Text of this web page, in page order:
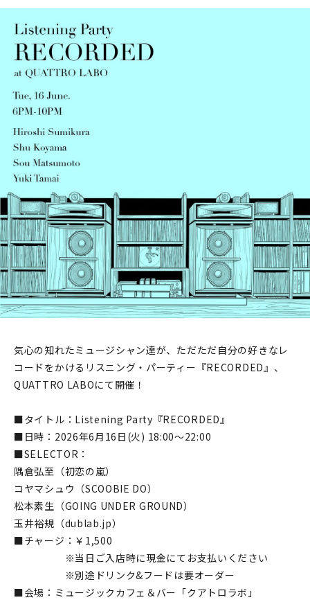
オンラインストア
リクルート
気心の知れたミュージシャン達が、ただただ自分の好きなレ
コードをかけるリスニング・パーティー『RECORDED』、
QUATTRO LABOにて開催！
■タイトル：Listening Party『RECORDED』
■日時：2026年6月16日(火) 18:00〜22:00
■SELECTOR：
隅倉弘至（初恋の嵐）
コヤマシュウ（SCOOBIE DO）
松本素生（GOING UNDER GROUND）
玉井裕規（dublab.jp）
■チャージ：￥1,500
※当日ご入店時に現金にてお支払いください
※別途ドリンク&フードは要オーダー
■会場：ミュージックカフェ＆バー「クアトロラボ」